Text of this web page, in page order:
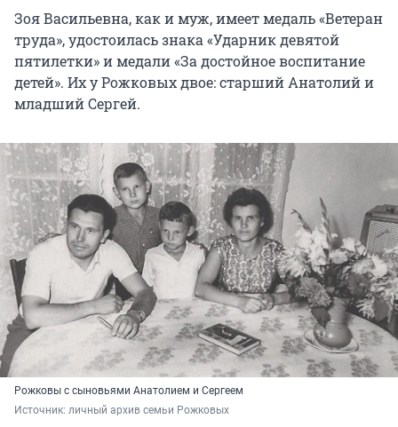
Зоя Васильевна, как и муж, имеет медаль «Ветеран
труда», удостоилась знака «Ударник девятой
пятилетки» и медали «За достойное воспитание
детей». Их у Рожковых двое: старший Анатолий и
младший Сергей.
Рожковы с сыновьями Анатолием и Сергеем
Источник: личный архив семьи Рожковых